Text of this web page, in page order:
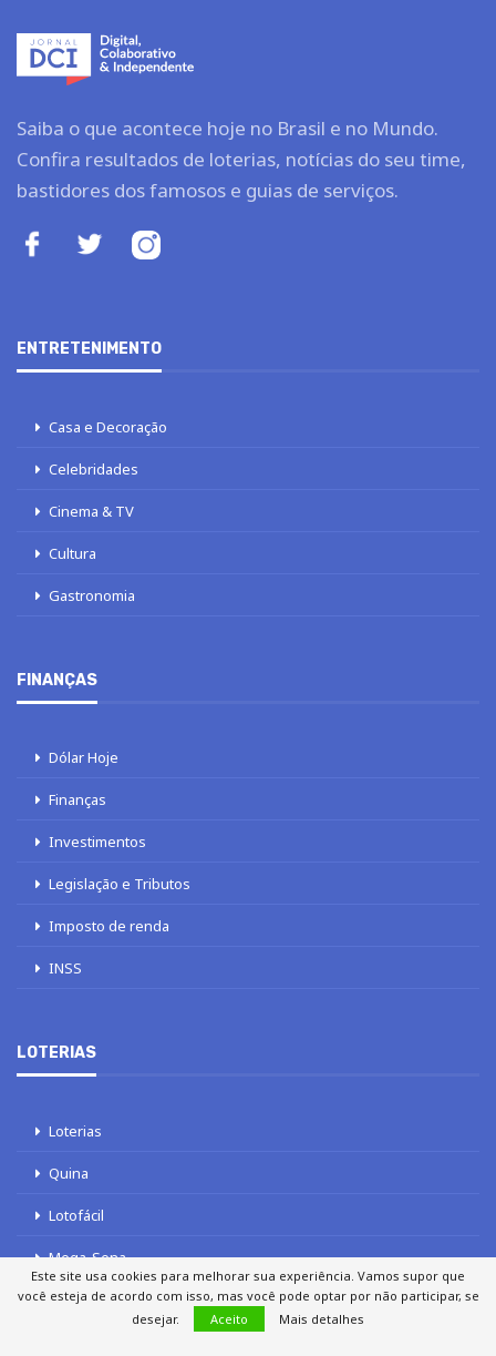
Saiba o que acontece hoje no Brasil e no Mundo.
Confira resultados de loterias, notícias do seu time,
bastidores dos famosos e guias de serviços.
ENTRETENIMENTO
Casa e Decoração
Celebridades
Cinema & TV
Cultura
Gastronomia
FINANÇAS
Dólar Hoje
Finanças
Investimentos
Legislação e Tributos
Imposto de renda
INSS
LOTERIAS
Loterias
Quina
Lotofácil
Mega-Sena
Tele sena
Este site usa cookies para melhorar sua experiência. Vamos supor que
você esteja de acordo com isso, mas você pode optar por não participar, se
desejar.
Aceito Mais detalhes